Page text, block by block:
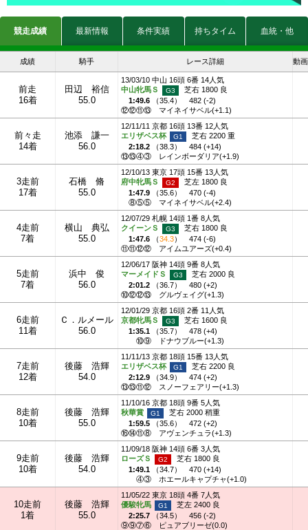
競走成績 最新情報 条件実績 持ちタイム 血統・他
成績 騎手 レース詳細 動画
前走
16着
田辺 裕信
55.0
13/03/10 中山 16頭 6番 14人気
中山牝馬Ｓ
芝右 1800 良
1:49.6 （35.4）
482 (-2)
⑫⑫⑪⑬
マイネイサベル(+1.1)
前々走
14着
池添 謙一
56.0
12/11/11 京都 16頭 13番 12人気
エリザベス杯
芝右 2200 重
2:18.2 （38.3）
484 (+14)
⑬⑬④③
レインボーダリア(+1.9)
3走前
17着
石橋 脩
55.0
12/10/13 東京 17頭 15番 13人気
府中牝馬Ｓ
芝左 1800 良
1:47.9 （35.6）
470 (-4)
⑧⑤⑤
マイネイサベル(+2.4)
4走前
7着
横山 典弘
55.0
12/07/29 札幌 14頭 1番 8人気
クイーンＳ
芝右 1800 良
1:47.6 （34.3）
474 (-6)
⑪⑪⑫⑫
アイムユアーズ(+0.4)
5走前
7着
浜中 俊
56.0
12/06/17 阪神 14頭 9番 8人気
マーメイドＳ
芝右 2000 良
2:01.2 （36.7）
480 (+2)
⑩⑫⑫⑬
グルヴェイグ(+1.3)
6走前
11着
Ｃ．ルメール
56.0
12/01/29 京都 16頭 2番 11人気
京都牝馬Ｓ
芝右 1600 良
1:35.1 （35.7）
478 (+4)
⑩⑨
ドナウブルー(+1.3)
7走前
12着
後藤 浩輝
54.0
11/11/13 京都 18頭 15番 13人気
エリザベス杯
芝右 2200 良
2:12.9 （34.9）
474 (+2)
⑬⑬⑪⑫
スノーフェアリー(+1.3)
8走前
10着
後藤 浩輝
55.0
11/10/16 京都 18頭 9番 5人気
秋華賞
芝右 2000 稍重
1:59.5 （35.6）
472 (+2)
⑯⑭⑪⑧
アヴェンチュラ(+1.3)
9走前
10着
後藤 浩輝
54.0
11/09/18 阪神 14頭 6番 3人気
ローズＳ
芝右 1800 良
1:49.1 （34.7）
470 (+14)
④③
ホエールキャプチャ(+1.0)
10走前
1着
後藤 浩輝
55.0
11/05/22 東京 18頭 4番 7人気
優駿牝馬
芝左 2400 良
2:25.7 （34.5）
456 (-2)
⑨⑨⑦⑥
ピュアブリーゼ(0.0)